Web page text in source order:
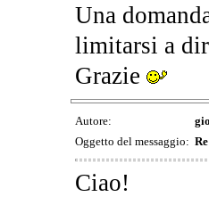
Una
limitarsi a
Grazie
Autore:
Oggetto del messaggio:
Ciao!